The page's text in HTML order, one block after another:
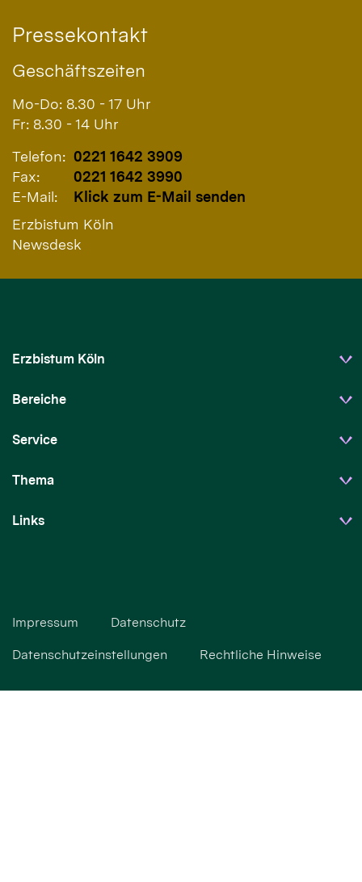
Pressekontakt
Geschäftszeiten
Mo-Do: 8.30 - 17 Uhr
Fr: 8.30 - 14 Uhr
Telefon: 0221 1642 3909
Fax:
0221 1642 3990
E-Mail:
Klick zum E-Mail senden
Erzbistum Köln
Newsdesk
Erzbistum Köln
Bereiche
Service
Thema
Links
Impressum Datenschutz
Datenschutzeinstellungen Rechtliche Hinweise